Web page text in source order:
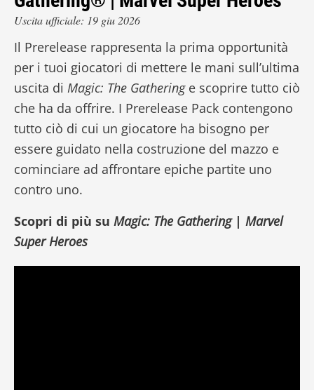
Uscita ufficiale: 19 giu 2026
Il Prerelease rappresenta la prima opportunità
per i tuoi giocatori di mettere le mani sull’ultima
uscita di Magic: The Gatheringe scoprire tutto ciò
che ha da offrire. I Prerelease Pack contengono
tutto ciò di cui un giocatore ha bisogno per
essere guidato nella costruzione del mazzo e
cominciare ad affrontare epiche partite uno
contro uno.
Scopri di più su Magic: The Gathering| Marvel
Super Heroes